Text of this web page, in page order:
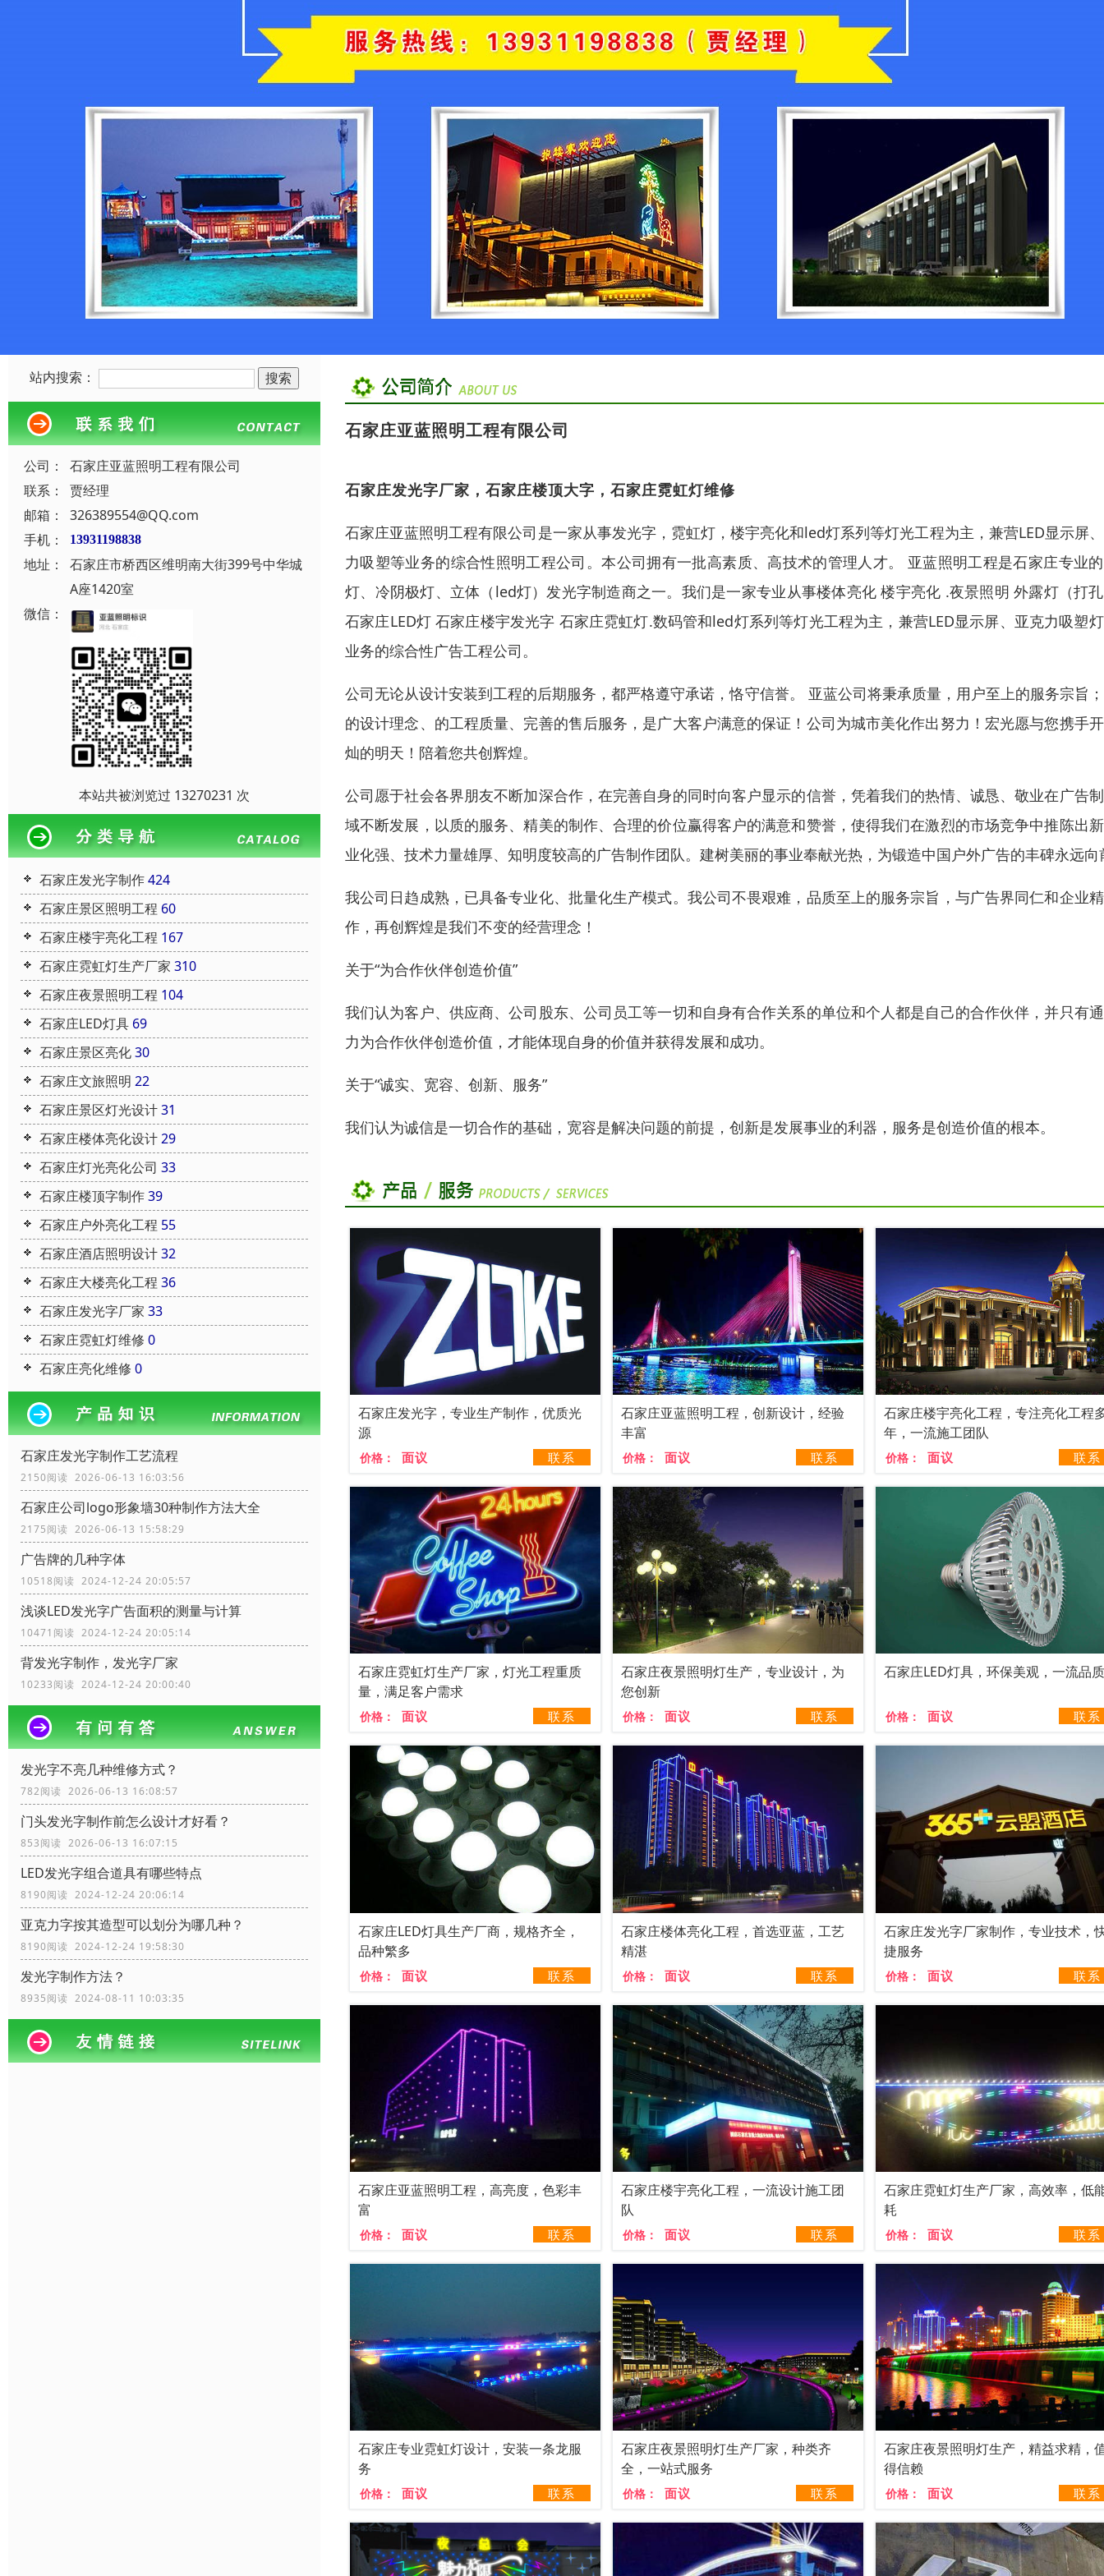
站内搜索：
公司：
石家庄亚蓝照明工程有限公司
联系：
贾经理
邮箱：
326389554@QQ.com
手机：
13931198838
地址：
石家庄市桥西区维明南大街399号中华城
A座1420室
微信：
本站共被浏览过 13270231 次
石家庄发光字制作424
石家庄景区照明工程 60
石家庄楼宇亮化工程 167
石家庄霓虹灯生产厂家 310
石家庄夜景照明工程 104
石家庄LED灯具 69
石家庄景区亮化30
石家庄文旅照明 22
石家庄景区灯光设计31
石家庄楼体亮化设计29
石家庄灯光亮化公司 33
石家庄楼顶字制作39
石家庄户外亮化工程 55
石家庄酒店照明设计32
石家庄大楼亮化工程 36
石家庄发光字厂家 33
石家庄霓虹灯维修 0
石家庄亮化维修 0
石家庄发光字制作工艺流程
2150阅读 2026-06-13 16:03:56
石家庄公司logo形象墙30种制作方法大全
2175阅读 2026-06-13 15:58:29
广告牌的几种字体
10518阅读 2024-12-24 20:05:57
浅谈LED发光字广告面积的测量与计算
10471阅读 2024-12-24 20:05:14
背发光字制作，发光字厂家
10233阅读 2024-12-24 20:00:40
发光字不亮几种维修方式？
782阅读 2026-06-13 16:08:57
门头发光字制作前怎么设计才好看？
853阅读 2026-06-13 16:07:15
LED发光字组合道具有哪些特点
8190阅读 2024-12-24 20:06:14
亚克力字按其造型可以划分为哪几种？
8190阅读 2024-12-24 19:58:30
发光字制作方法？
8935阅读 2024-08-11 10:03:35
石家庄亚蓝照明工程有限公司
石家庄发光字厂家，石家庄楼顶大字，石家庄霓虹灯维修
石家庄亚蓝照明工程有限公司是一家从事发光字，霓虹灯，楼宇亮化和led灯系列等灯光工程为主，兼营LED显示屏
力吸塑等业务的综合性照明工程公司。本公司拥有一批高素质、高技术的管理人才。 亚蓝照明工程是石家庄专业
灯、冷阴极灯、立体（led灯）发光字制造商之一。我们是一家专业从事楼体亮化 楼宇亮化 .夜景照明 外露灯（打
石家庄LED灯 石家庄楼宇发光字 石家庄霓虹灯.数码管和led灯系列等灯光工程为主，兼营LED显示屏、亚克力吸塑
业务的综合性广告工程公司。
公司无论从设计安装到工程的后期服务，都严格遵守承诺，恪守信誉。 亚蓝公司将秉承质量，用户至上的服务宗旨
的设计理念、的工程质量、完善的售后服务，是广大客户满意的保证！公司为城市美化作出努力！宏光愿与您携手
灿的明天！陪着您共创辉煌。
公司愿于社会各界朋友不断加深合作，在完善自身的同时向客户显示的信誉，凭着我们的热情、诚恳、敬业在广告
域不断发展，以质的服务、精美的制作、合理的价位赢得客户的满意和赞誉，使得我们在激烈的市场竞争中推陈出
业化强、技术力量雄厚、知明度较高的广告制作团队。建树美丽的事业奉献光热，为锻造中国户外广告的丰碑永远向
我公司日趋成熟，已具备专业化、批量化生产模式。我公司不畏艰难，品质至上的服务宗旨，与广告界同仁和企业
作，再创辉煌是我们不变的经营理念！
关于“为合作伙伴创造价值”
我们认为客户、供应商、公司股东、公司员工等一切和自身有合作关系的单位和个人都是自己的合作伙伴，并只有
力为合作伙伴创造价值，才能体现自身的价值并获得发展和成功。
关于“诚实、宽容、创新、服务”
我们认为诚信是一切合作的基础，宽容是解决问题的前提，创新是发展事业的利器，服务是创造价值的根本。
石家庄发光字，专业生产制作，优质光
源
价格： 面议 联系
石家庄亚蓝照明工程，创新设计，经验
丰富
价格： 面议 联系
石家庄楼宇亮化工程，专注亮化工程
年，一流施工团队
价格： 面议 联系
石家庄霓虹灯生产厂家，灯光工程重质
量，满足客户需求
价格： 面议 联系
石家庄夜景照明灯生产，专业设计，为
您创新
价格： 面议 联系
石家庄LED灯具，环保美观，一流品质
价格： 面议 联系
石家庄LED灯具生产厂商，规格齐全，
品种繁多
价格： 面议 联系
石家庄楼体亮化工程，首选亚蓝，工艺
精湛
价格： 面议 联系
石家庄发光字厂家制作，专业技术，
捷服务
价格： 面议 联系
石家庄亚蓝照明工程，高亮度，色彩丰
富
价格： 面议 联系
石家庄楼宇亮化工程，一流设计施工团
队
价格： 面议 联系
石家庄霓虹灯生产厂家，高效率，低
耗
价格： 面议 联系
石家庄专业霓虹灯设计，安装一条龙服
务
价格： 面议 联系
石家庄夜景照明灯生产厂家，种类齐
全，一站式服务
价格： 面议 联系
石家庄夜景照明灯生产，精益求精，
得信赖
价格： 面议 联系